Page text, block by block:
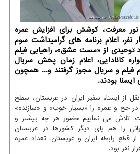
معرفت، کوشش برای افزایش عمره
ایرانی تا ۸۰۰ هزار نفر، اعلام برنامه های گرامیداشت سوم
توحیدی از «مست عشق»، راهیابی فیلم
کانادایی، اعلام زمان پخش سریال
۶ پلت فرم فیلم و سریال مجوز گرفتند و... همچون
ایسنا بودند.
از ایسنا، سفیر ایران در عربستان، سطح
در حج و عمره را «بسیار خوب» و «سازنده»
تلاش می نماییم حضور هر چه بیشتر و
را هم پای دیگر کشورها در عربستان
قطع رابطه ایران و عربستان، تعداد عمره